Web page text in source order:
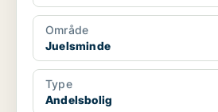
Område
Juelsminde
Type
Andelsbolig